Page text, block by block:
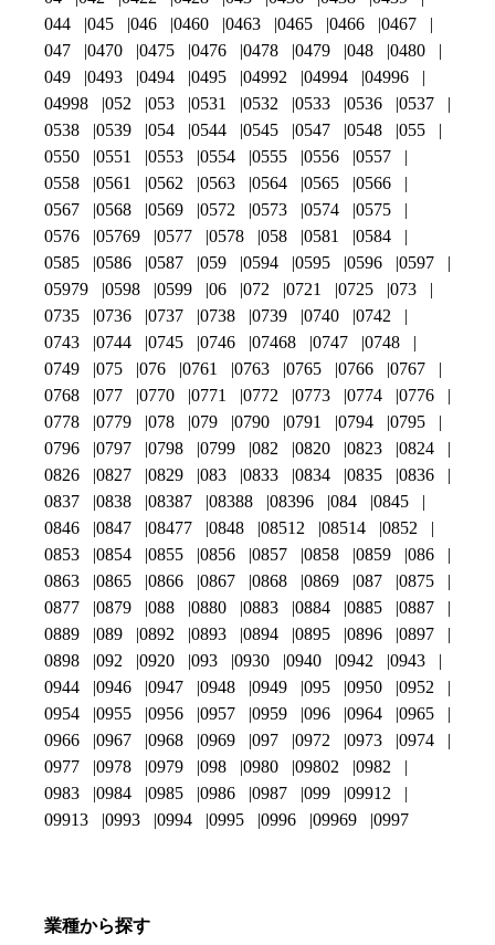
044
045 046 0460 0463 0465 0466
0467
047
0470 0475 0476 0478 0479 048
0480
049
0493 0494 0495 04992 04994
04996
04998
052 053 0531 0532 0533 0536
0537
0538
0539 054 0544 0545 0547 0548
055
0550
0551 0553 0554 0555 0556
0557
0558
0561 0562 0563 0564 0565
0566
0567
0568 0569 0572 0573 0574
0575
0576
05769 0577 0578 058 0581
0584
0585
0586 0587 059 0594 0595 0596
0597
05979
0598 0599 06 072 0721 0725
073
0735
0736 0737 0738 0739 0740
0742
0743
0744 0745 0746 07468 0747
0748
0749
075 076 0761 0763 0765 0766
0767
0768
077 0770 0771 0772 0773 0774
0776
0778
0779 078 079 0790 0791 0794
0795
0796
0797 0798 0799 082 0820 0823
0824
0826
0827 0829 083 0833 0834 0835
0836
0837
0838 08387 08388 08396 084
0845
0846
0847 08477 0848 08512 08514
0852
0853
0854 0855 0856 0857 0858 0859
086
0863
0865 0866 0867 0868 0869 087
0875
0877
0879 088 0880 0883 0884 0885
0887
0889
089 0892 0893 0894 0895 0896
0897
0898
092 0920 093 0930 0940 0942
0943
0944
0946 0947 0948 0949 095 0950
0952
0954
0955 0956 0957 0959 096 0964
0965
0966
0967 0968 0969 097 0972 0973
0974
0977
0978 0979 098 0980 09802
0982
0983
0984 0985 0986 0987 099
09912
09913
0993 0994 0995 0996 09969 0997
業種から探す